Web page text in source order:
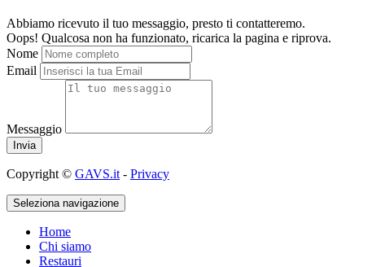
Abbiamo ricevuto il tuo messaggio, presto ti contatteremo.
Oops! Qualcosa non ha funzionato, ricarica la pagina e riprova.
Nome
Email
Messaggio
Copyright © GAVS.it - Privacy
Seleziona navigazione
Home
Chi siamo
Restauri